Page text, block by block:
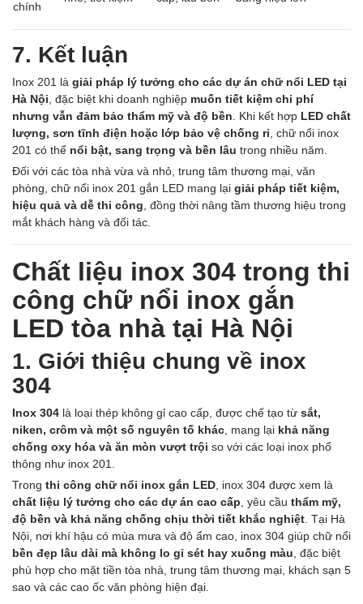
chính
7. Kết luận
Inox 201 là giải pháp lý tưởng cho các dự án chữ nổi LED tại
Hà Nội , đặc biệt khi doanh nghiệp muốn tiết kiệm chi phí
nhưng vẫn đảm bảo thẩm mỹ và độ bền . Khi kết hợp LED chất
lượng, sơn tĩnh điện hoặc lớp bảo vệ chống rỉ , chữ nổi inox
201 có thể nổi bật, sang trọng và bền lâu trong nhiều năm.
Đối với các tòa nhà vừa và nhỏ, trung tâm thương mại, văn
phòng, chữ nổi inox 201 gắn LED mang lại giải pháp tiết kiệm,
hiệu quả và dễ thi công , đồng thời nâng tầm thương hiệu trong
mắt khách hàng và đối tác.
Chất liệu inox 304 trong thi
công chữ nổi inox gắn
LED tòa nhà tại Hà Nội
1. Giới thiệu chung về inox
304
Inox 304 là loại thép không gỉ cao cấp, được chế tạo từ sắt,
niken, crôm và một số nguyên tố khác , mang lại khả năng
chống oxy hóa và ăn mòn vượt trội so với các loại inox phổ
thông như inox 201.
Trong thi công chữ nổi inox gắn LED , inox 304 được xem là
chất liệu lý tưởng cho các dự án cao cấp , yêu cầu thẩm mỹ,
độ bền và khả năng chống chịu thời tiết khắc nghiệt . Tại Hà
Nội, nơi khí hậu có mùa mưa và độ ẩm cao, inox 304 giúp chữ nổi
bền đẹp lâu dài mà không lo gỉ sét hay xuống màu , đặc biệt
phù hợp cho mặt tiền tòa nhà, trung tâm thương mại, khách sạn 5
sao và các cao ốc văn phòng hiện đại.